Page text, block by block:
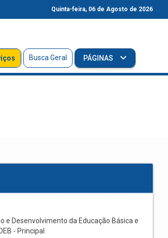
Quinta-feira, 06 de Agosto de 2026
Busca Geral PÁGINAS
e Desenvolvimento da Educação Básica e
- Principal